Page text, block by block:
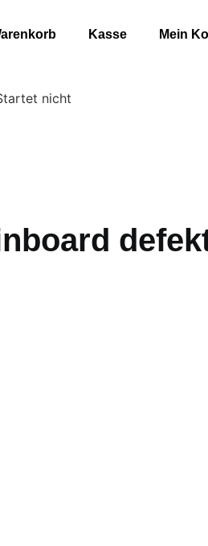
Kasse Mein
nicht